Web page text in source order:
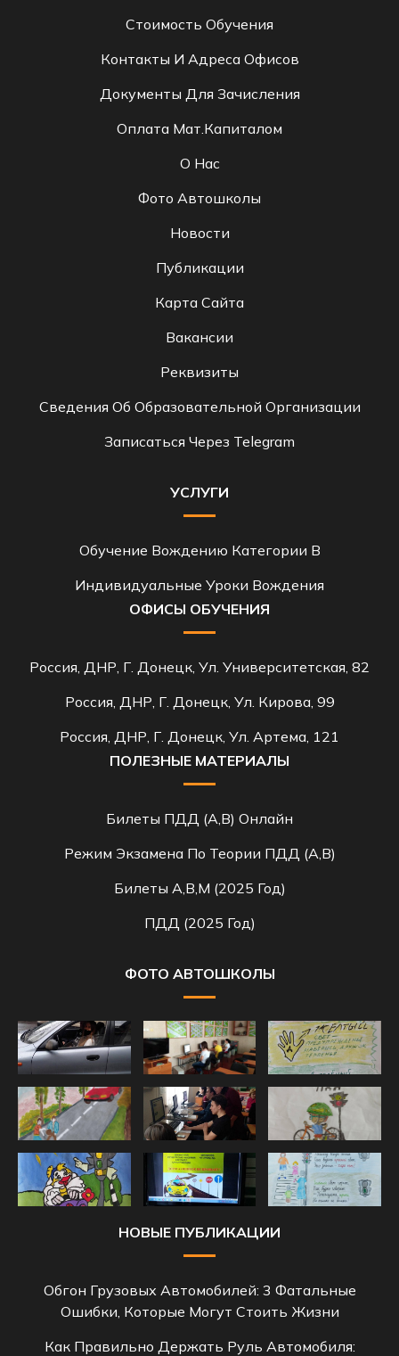
Стоимость Обучения
Контакты И Адреса Офисов
Документы Для Зачисления
Оплата Мат.капиталом
О Нас
Фото Автошколы
Новости
Публикации
Карта Сайта
Вакансии
Реквизиты
Сведения Об Образовательной Организации
Записаться Через Telegram
УСЛУГИ
Обучение Вождению Категории B
Индивидуальные Уроки Вождения
ОФИСЫ ОБУЧЕНИЯ
Россия, ДНР, Г. Донецк, Ул. Университетская, 82
Россия, ДНР, Г. Донецк, Ул. Кирова, 99
Россия, ДНР, Г. Донецк, Ул. Артема, 121
ПОЛЕЗНЫЕ МАТЕРИАЛЫ
Билеты ПДД (A,B) Онлайн
Режим Экзамена По Теории ПДД (A,B)
Билеты A,B,M (2025 Год)
ПДД (2025 Год)
ФОТО АВТОШКОЛЫ
НОВЫЕ ПУБЛИКАЦИИ
Обгон Грузовых Автомобилей: 3 Фатальные
Ошибки, Которые Могут Стоить Жизни
Как Правильно Держать Руль Автомобиля: